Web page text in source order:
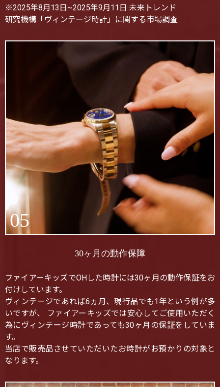
※2025年8月13日~2025年9月11日 未来トレンド
研究機構「ヴィンテージ時計」に関する市場調査
05
30ヶ月の動作保障
ファイアーキッズでOHした時計には30ヶ月の動作保証をお
付けしています。
ヴィンテージであれば6ヵ月、現行品でも1年という例が多
いですが、 ファイアーキッズでは安心してご使用いただく
為にヴィンテージ時計であっても30ヶ月の保証をしていま
す。
当店で販売品させていただいたお時計がお預かりの対象と
なります。